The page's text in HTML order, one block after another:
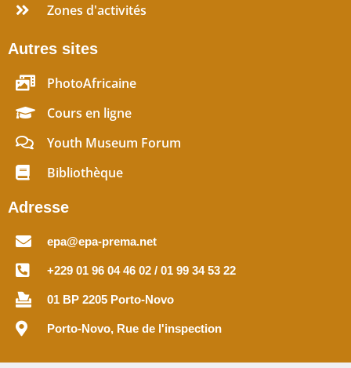
Zones d'activités
Autres sites
PhotoAfricaine
Cours en ligne
Youth Museum Forum
Bibliothèque
Adresse
epa@epa-prema.net
+229 01 96 04 46 02 / 01 99 34 53 22
01 BP 2205 Porto-Novo
Porto-Novo, Rue de l'inspection